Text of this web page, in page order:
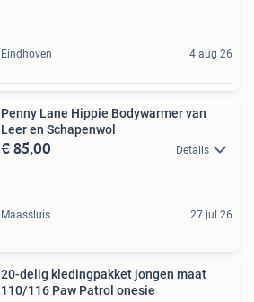
Eindhoven 4 aug 26
Penny Lane Hippie Bodywarmer van
Leer en Schapenwol
€ 85,00 Details
Maassluis 27 jul 26
20-delig kledingpakket jongen maat
110/116 Paw Patrol onesie